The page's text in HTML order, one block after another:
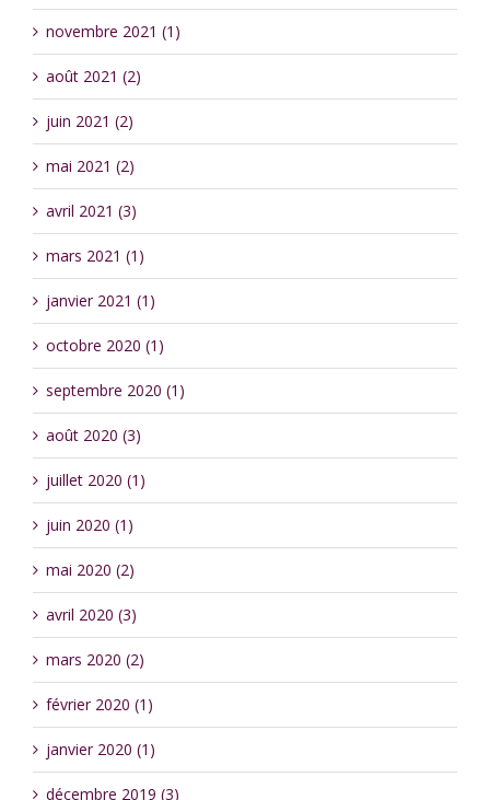
novembre 2021 (1)
août 2021 (2)
juin 2021 (2)
mai 2021 (2)
avril 2021 (3)
mars 2021 (1)
janvier 2021 (1)
octobre 2020 (1)
septembre 2020 (1)
août 2020 (3)
juillet 2020 (1)
juin 2020 (1)
mai 2020 (2)
avril 2020 (3)
mars 2020 (2)
février 2020 (1)
janvier 2020 (1)
décembre 2019 (3)